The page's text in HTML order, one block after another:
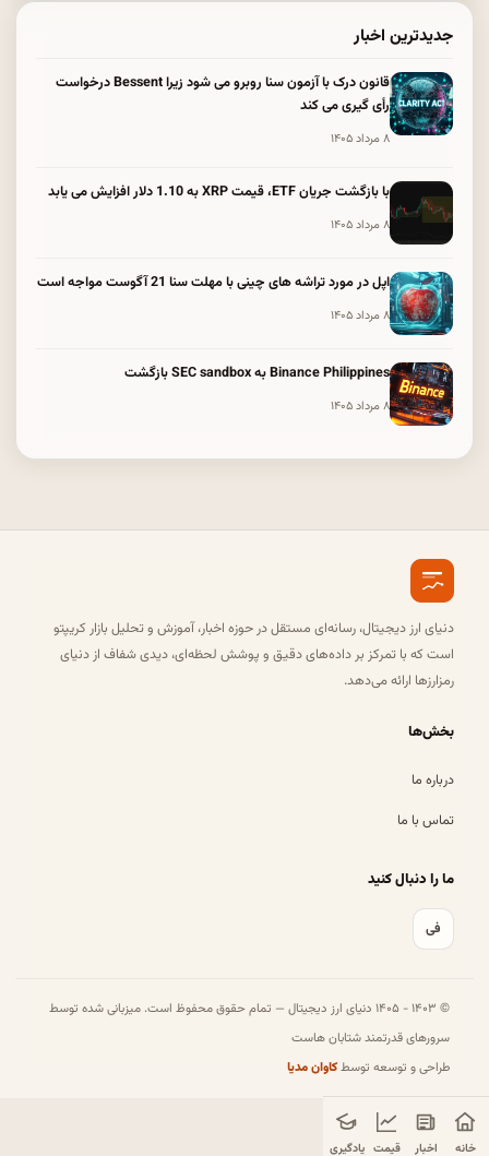
جدیدترین اخبار
قانون درک با آزمون سنا روبرو می شود زیرا Bessent درخواست
رأی گیری می کند
۸ مرداد ۱۴۰۵
با بازگشت جریان ETF، قیمت XRP به 1.10 دلار افزایش می یابد
۸ مرداد ۱۴۰۵
اپل در مورد تراشه های چینی با مهلت سنا 21 آگوست مواجه است
۸ مرداد ۱۴۰۵
Binance Philippines به SEC sandbox بازگشت
۸ مرداد ۱۴۰۵
دنیای ارز دیجیتال، رسانه‌ای مستقل در حوزه اخبار، آموزش و تحلیل بازار کریپتو
است که با تمرکز بر داده‌های دقیق و پوشش لحظه‌ای، دیدی شفاف از دنیای
رمزارزها ارائه می‌دهد.
بخش‌ها
درباره ما
تماس با ما
ما را دنبال کنید
فی
© ۱۴۰۳ - ۱۴۰۵ دنیای ارز دیجیتال — تمام حقوق محفوظ است. میزبانی شده توسط
سرورهای قدرتمند شتابان هاست
طراحی و توسعه توسطکاوان مدیا
خانه اخبار قیمت یادگیری